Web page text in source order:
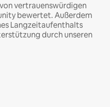
vertrauenswürdigen
bewertet. Außerdem
Langzeitaufenthalts
durch unseren